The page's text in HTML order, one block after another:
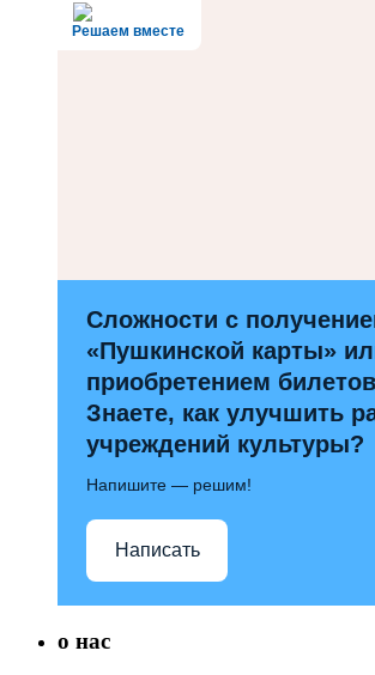
Решаем вместе
Сложности с
«Пушкинской карты»
приобретением
Знаете, как улучшить
учреждений культуры?
Напишите — решим!
Написать
о нас